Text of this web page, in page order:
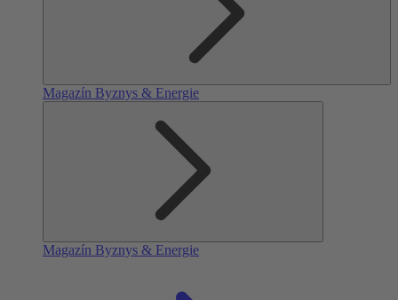
Magazín Byznys & Energie
Magazín Byznys & Energie